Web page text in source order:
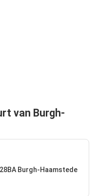
van Burgh-
Burgh-Haamstede